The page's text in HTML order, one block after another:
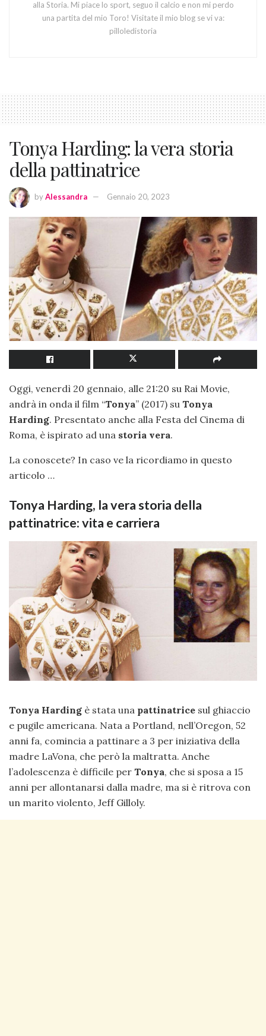
alla Storia. Mi piace lo sport, seguo il calcio e non mi perdo
una partita del mio Toro! Visitate il mio blog se vi va:
pilloledistoria
Tonya Harding: la vera storia
della pattinatrice
byAlessandra Gennaio 20, 2023
Oggi, venerdì 20 gennaio, alle 21:20 su Rai Movie,
andrà in onda il film “Tonya” (2017) su Tonya
Harding. Presentato anche alla Festa del Cinema di
Roma, è ispirato ad una storia vera.
La conoscete? In caso ve la ricordiamo in questo
articolo …
Tonya Harding, la vera storia della
pattinatrice: vita e carriera
Tonya Harding è stata una pattinatrice sul ghiaccio
e pugile americana. Nata a Portland, nell’Oregon, 52
anni fa, comincia a pattinare a 3 per iniziativa della
madre LaVona, che però la maltratta. Anche
l’adolescenza è difficile per Tonya, che si sposa a 15
anni per allontanarsi dalla madre, ma si è ritrova con
un marito violento, Jeff Gilloly.